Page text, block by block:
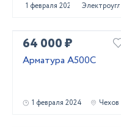
1 февраля 2024 Электроугли
64 000 ₽
Арматура А500С
1 февраля 2024 Чехов